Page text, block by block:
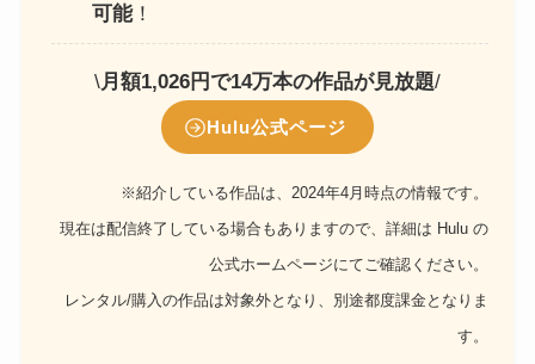
可能！
\月額1,026円で14万本の作品が見放題/
Hulu公式ページ
※紹介している作品は、2024年4月時点の情報です。
現在は配信終了している場合もありますので、詳細は Hulu の
公式ホームページにてご確認ください。
レンタル/購入の作品は対象外となり、別途都度課金となりま
す。